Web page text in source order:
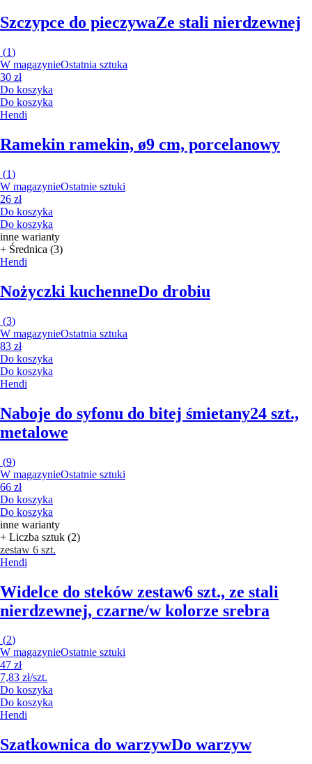
Szczypce do pieczywaZe stali nierdzewnej
(1)
W magazynieOstatnia sztuka
30 zł
Do koszyka
Do koszyka
Hendi
Ramekin ramekin, ø9 cm, porcelanowy
(1)
W magazynieOstatnie sztuki
26 zł
Do koszyka
Do koszyka
inne warianty
+ Średnica (3)
Hendi
Nożyczki kuchenneDo drobiu
(3)
W magazynieOstatnia sztuka
83 zł
Do koszyka
Do koszyka
Hendi
Naboje do syfonu do bitej śmietany24 szt.,
metalowe
(9)
W magazynieOstatnie sztuki
66 zł
Do koszyka
Do koszyka
inne warianty
+ Liczba sztuk (2)
zestaw 6 szt.
Hendi
Widelce do steków zestaw6 szt., ze stali
nierdzewnej, czarne/w kolorze srebra
(2)
W magazynieOstatnie sztuki
47 zł
7,83 zł/szt.
Do koszyka
Do koszyka
Hendi
Szatkownica do warzywDo warzyw